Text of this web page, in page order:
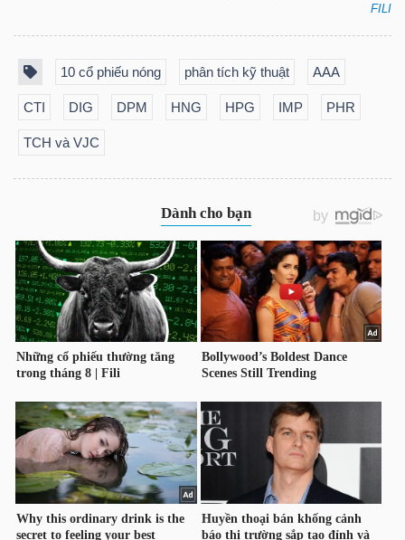
FILI
10 cổ phiếu nóng phân tích kỹ thuật AAA
CTI DIG DPM HNG HPG IMP PHR
TCH và VJC